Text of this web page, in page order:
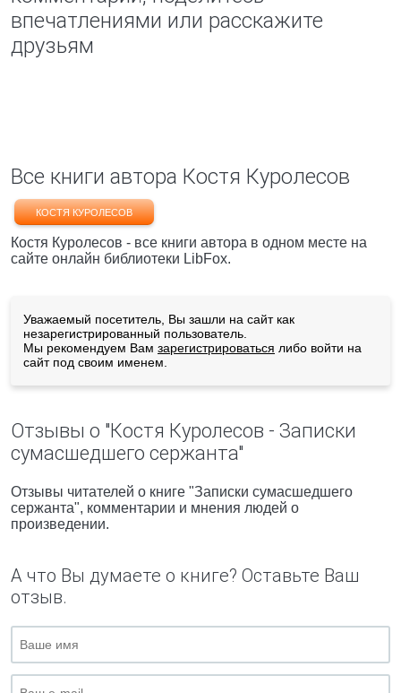
впечатлениями или расскажите
друзьям
Все книги автора Костя Куpолесов
КОСТЯ КУPОЛЕСОВ
Костя Куpолесов - все книги автора в одном месте на
сайте онлайн библиотеки LibFox.
Уважаемый посетитель, Вы зашли на сайт как
незарегистрированный пользователь.
Мы рекомендуем Вам зарегистрироваться либо войти на
сайт под своим именем.
Отзывы о "Костя Куpолесов - Записки
сумасшедшего сержанта"
Отзывы читателей о книге "Записки сумасшедшего
сержанта", комментарии и мнения людей о
произведении.
А что Вы думаете о книге? Оставьте Ваш
отзыв.